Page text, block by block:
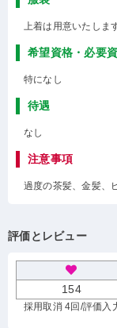
上着は用意いたしま
希望資格・必要
特になし
待遇
なし
注意事項
過度の茶髪、金髪、
評価とレビュー
154
採用取消 4回 /評価入